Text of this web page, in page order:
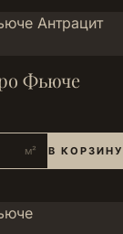
Фьюче
м² В КОРЗИНУ